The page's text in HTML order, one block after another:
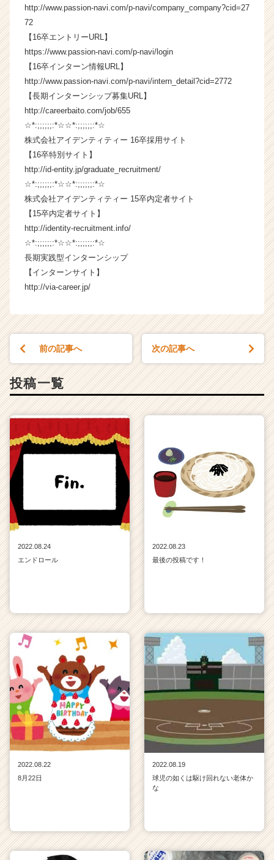
届
就
活
サ
イ
ト
チ
ア
キ
リ
（C
h
e
r
http://www.passion-navi.com/p-navi/company_company?cid=27
72
【16卒エントリーURL】
https://www.passion-navi.com/p-navi/login
【16卒インターン情報URL】
http://www.passion-navi.com/p-navi/intern_detail?cid=2772
【長期インターンシップ募集URL】
http://careerbaito.com/job/655
☆*:;;;;;;:*☆☆*:;;;;;;:*☆
株式会社アイデンティティー 16卒採用サイト
【16卒特別サイト】
http://id-entity.jp/graduate_recruitment/
☆*:;;;;;;:*☆☆*:;;;;;;:*☆
株式会社アイデンティティー 15卒内定者サイト
【15卒内定者サイト】
http://identity-recruitment.info/
☆*:;;;;;;:*☆☆*:;;;;;;:*☆
長期実践型インターンシップ
【インターンサイト】
http://via-career.jp/
前の記事へ 次の記事へ
投稿一覧
2022.08.24
エンドロール
2022.08.23
最後の投稿です！
2022.08.22
8月22日
2022.08.19
球児の如くは駆け回れない老体か
な